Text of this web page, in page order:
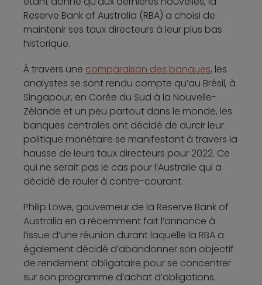
Reserve Bank of Australia (RBA) a choisi de
maintenir ses taux directeurs à leur plus bas
historique.
À travers une comparaison des banques, les
analystes se sont rendu compte qu’au Brésil, à
Singapour, en Corée du Sud à la Nouvelle-
Zélande et un peu partout dans le monde, les
banques centrales ont décidé de durcir leur
politique monétaire se manifestant à travers la
hausse de leurs taux directeurs pour 2022. Ce
qui ne serait pas le cas pour l’Australie qui a
décidé de rouler à contre-courant.
Philip Lowe, gouverneur de la Reserve Bank of
Australia en a récemment fait l’annonce à
l’issue d’une réunion durant laquelle la RBA a
également décidé d’abandonner son objectif
de rendement obligataire pour se concentrer
sur son programme d’achat d’obligations.